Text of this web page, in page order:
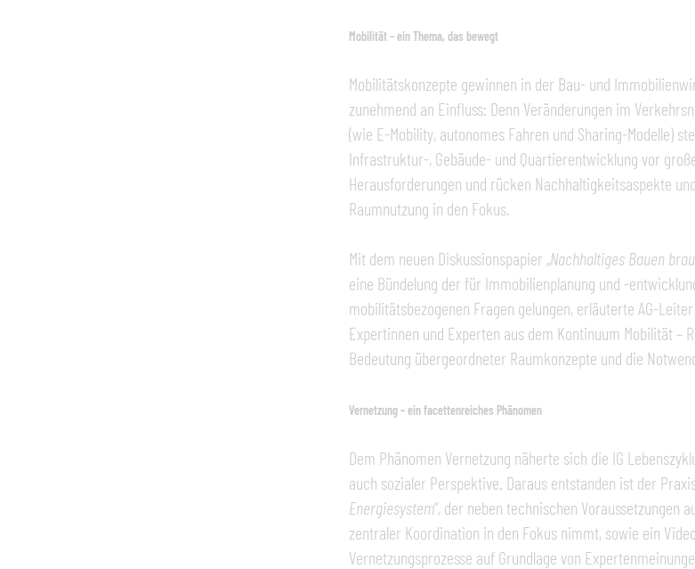
Mobilität – ein Thema, das bewegt
Mobilitätskonzepte gewinnen in der Bau- und
zunehmend an Einfluss: Denn Veränderungen im
(wie E-Mobility, autonomes Fahren und Sharing-Modelle)
Infrastruktur-, Gebäude- und Quartierentwicklung vor
Herausforderungen und rücken Nachhaltigkeitsaspekte
Raumnutzung in den Fokus.
Mit dem neuen Diskussionspapier „Nachhaltiges Bauen
eine Bündelung der für Immobilienplanung und -
mobilitätsbezogenen Fragen gelungen, erläuterte AG-
Expertinnen und Experten aus dem Kontinuum Mobilität –
Bedeutung übergeordneter Raumkonzepte und die
Vernetzung – ein facettenreiches Phänomen
Dem Phänomen Vernetzung näherte sich die IG
auch sozialer Perspektive. Daraus entstanden ist der
Energiesystem“, der neben technischen Voraussetzungen
zentraler Koordination in den Fokus nimmt, sowie ein
Vernetzungsprozesse auf Grundlage von